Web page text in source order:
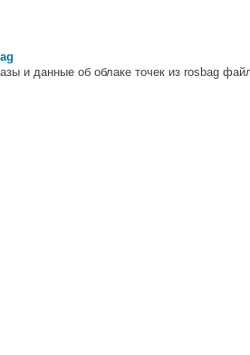
и данные об облаке точек из rosbag